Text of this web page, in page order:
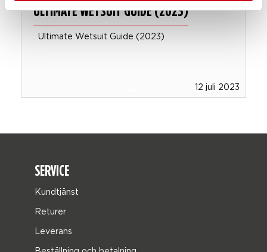
ULTIMATE WETSUIT GUIDE (2023)
Ultimate Wetsuit Guide (2023)
12 juli 2023
SERVICE
Kundtjänst
Returer
Leverans